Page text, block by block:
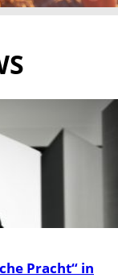
Pracht“ in